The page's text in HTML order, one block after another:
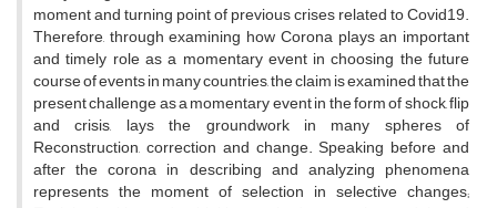
moment and turning point of previous crises related to Covid19.
Therefore, through examining how Corona plays an important
and timely role as a momentary event in choosing the future
course of events in many countries, the claim is examined that the
present challenge as a momentary event in the form of shock, flip
and crisis, lays the groundwork in many spheres of
Reconstruction, correction and change. Speaking before and
after the corona in describing and analyzing phenomena
represents the moment of selection in selective changes;